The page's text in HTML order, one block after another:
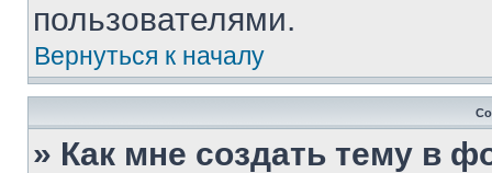
пользователями.
Вернуться к началу
» Как мне создать тему в